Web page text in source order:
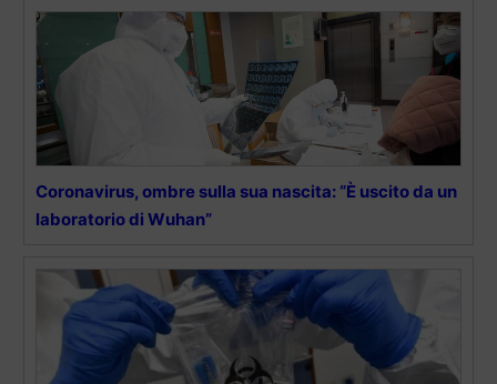
Coronavirus, ombre sulla sua nascita: “È uscito da un
laboratorio di Wuhan”